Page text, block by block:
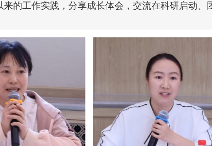
来的工作实践，分享成长体会，交流在科研启动